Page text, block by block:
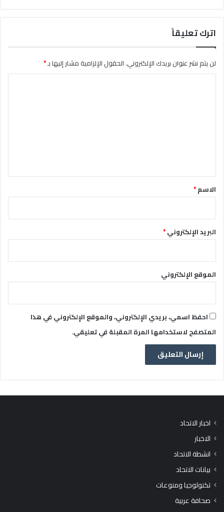
اترك تعليقاً
لن يتم نشر عنوان بريدك الإلكتروني.الحقول الإلزامية مشار إليها بـ*
*الاسم*
البريد الإلكتروني*
الموقع الإلكتروني
احفظ اسمي، بريدي الإلكتروني، والموقع الإلكتروني في هذا
المتصفح لاستخدامها المرة المقبلة في تعليقي.
اخبار الاتحاد
الاخبار
انشطة الاتحاد
بيانات الاتحاد
تكنولوجيا ومنوعات
صحافة عربية